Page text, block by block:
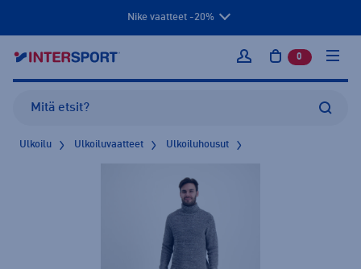
Nike vaatteet -20%
Kirjaudu sisään
0 tuotetta
Ulkoilu Ulkoiluvaatteet Ulkoiluhousut